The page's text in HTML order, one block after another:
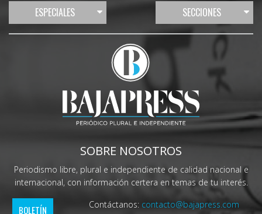
ESPECIALES SECCIONES
SOBRE NOSOTROS
Periodismo libre, plural e independiente de calidad nacional e
internacional, con información certera en temas de tu interés.
BOLETÍN Contáctanos: contacto@bajapress.com